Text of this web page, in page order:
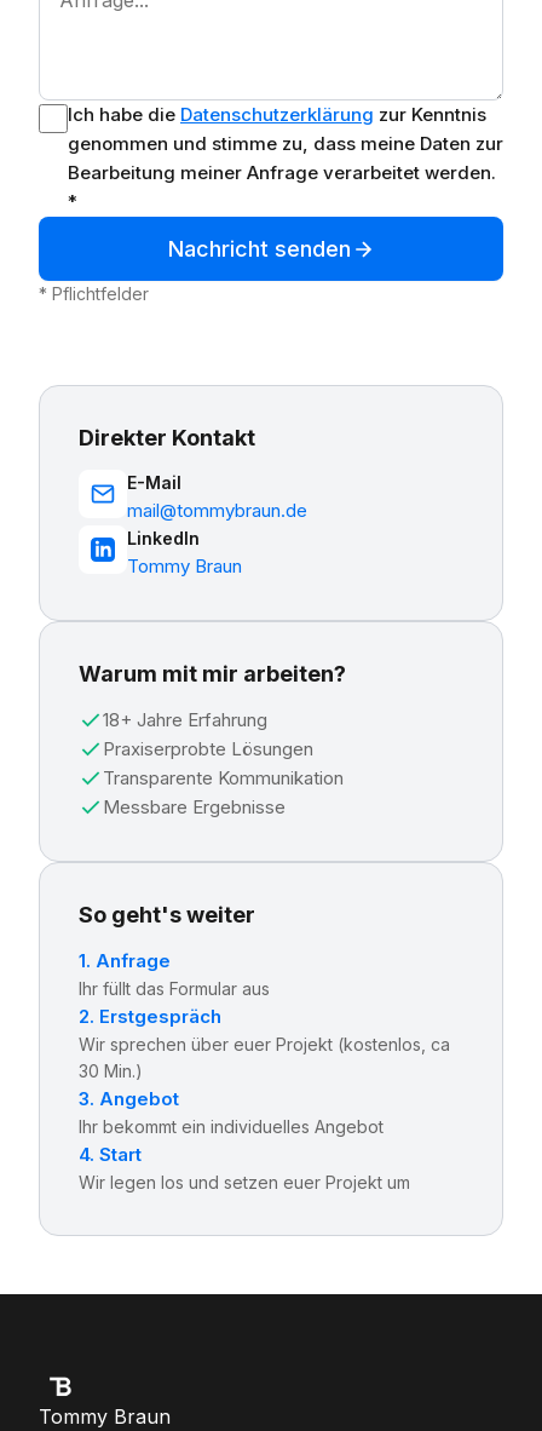
Ich habe die Datenschutzerklärung zur Kenntnis
genommen und stimme zu, dass meine Daten zur
Bearbeitung meiner Anfrage verarbeitet werden.
*
Nachricht senden
* Pflichtfelder
Direkter Kontakt
E-Mail
mail@tommybraun.de
LinkedIn
Tommy Braun
Warum mit mir arbeiten?
18+ Jahre Erfahrung
Praxiserprobte Lösungen
Transparente Kommunikation
Messbare Ergebnisse
So geht's weiter
1. Anfrage
Ihr füllt das Formular aus
2. Erstgespräch
Wir sprechen über euer Projekt (kostenlos, ca
30 Min.)
3. Angebot
Ihr bekommt ein individuelles Angebot
4. Start
Wir legen los und setzen euer Projekt um
Tommy Braun